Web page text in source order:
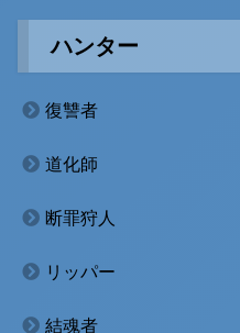
ハンター
復讐者
道化師
断罪狩人
リッパー
結魂者